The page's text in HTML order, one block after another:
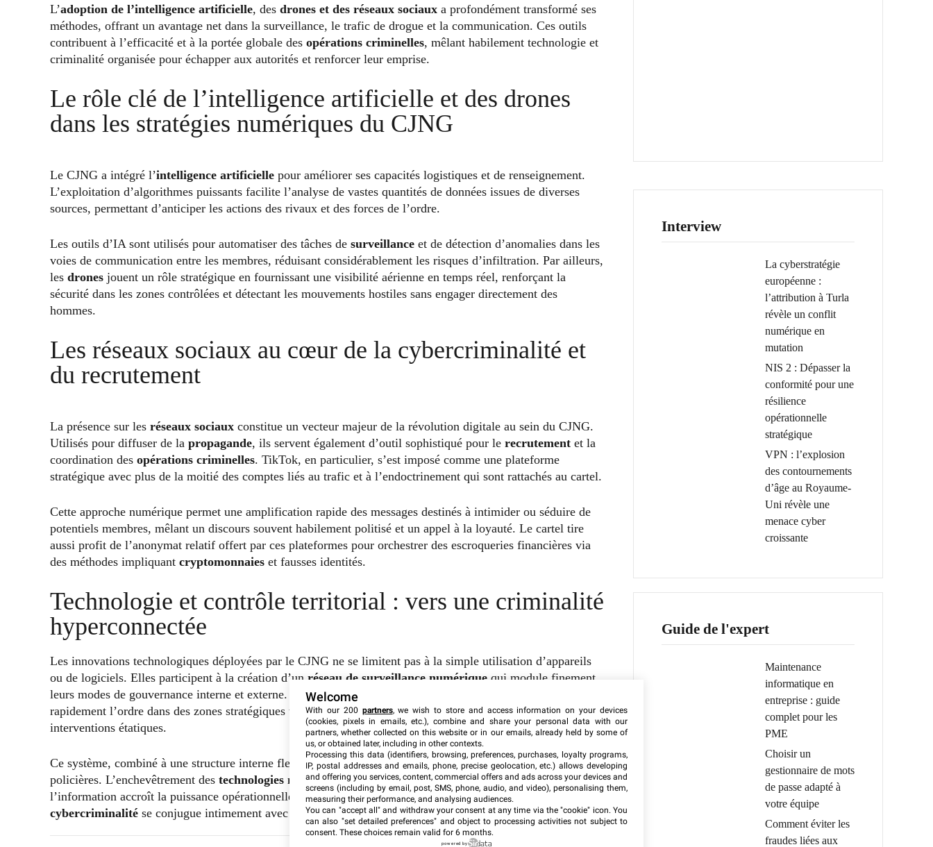
L’adoption de l’intelligence artificielle, des drones et des réseaux sociaux a profondément transformé ses
méthodes, offrant un avantage net dans la surveillance, le trafic de drogue et la communication. Ces outils
contribuent à l’efficacité et à la portée globale des opérations criminelles, mêlant habilement technologie et
criminalité organisée pour échapper aux autorités et renforcer leur emprise.
Le rôle clé de l’intelligence artificielle et des drones
dans les stratégies numériques du CJNG
Le CJNG a intégré l’intelligence artificielle pour améliorer ses capacités logistiques et de renseignement.
L’exploitation d’algorithmes puissants facilite l’analyse de vastes quantités de données issues de diverses
sources, permettant d’anticiper les actions des rivaux et des forces de l’ordre.
Les outils d’IA sont utilisés pour automatiser des tâches de surveillance et de détection d’anomalies dans les
voies de communication entre les membres, réduisant considérablement les risques d’infiltration. Par ailleurs,
les drones jouent un rôle stratégique en fournissant une visibilité aérienne en temps réel, renforçant la
sécurité dans les zones contrôlées et détectant les mouvements hostiles sans engager directement des
hommes.
Les réseaux sociaux au cœur de la cybercriminalité et
du recrutement
La présence sur les réseaux sociaux constitue un vecteur majeur de la révolution digitale au sein du CJNG.
Utilisés pour diffuser de la propagande, ils servent également d’outil sophistiqué pour le recrutement et la
coordination des opérations criminelles. TikTok, en particulier, s’est imposé comme une plateforme
stratégique avec plus de la moitié des comptes liés au trafic et à l’endoctrinement qui sont rattachés au cartel.
Cette approche numérique permet une amplification rapide des messages destinés à intimider ou séduire de
potentiels membres, mêlant un discours souvent habilement politisé et un appel à la loyauté. Le cartel tire
aussi profit de l’anonymat relatif offert par ces plateformes pour orchestrer des escroqueries financières via
des méthodes impliquant cryptomonnaies et fausses identités.
Technologie et contrôle territorial : vers une criminalité
hyperconnectée
Les innovations technologiques déployées par le CJNG ne se limitent pas à la simple utilisation d’appareils
ou de logiciels. Elles participent à la création d’un réseau de surveillance numérique qui module finement
leurs modes de gouvernance interne et externe. La maîtrise des technologies leur permet d’imposer
rapidement l’ordre dans des zones stratégiques tout en adaptant leurs tactiques face à l’évolution des
interventions étatiques.
Ce système, combiné à une structure interne flexible, rend le cartel plus résilient face aux pressions
policières. L’enchevêtrement des technologies modernesavec des pratiques ancestrales de circulation de
l’information accroît la puissance opérationnelle du cartel, laissant entrevoir un modèle de criminalité où la
cybercriminalité se conjugue intimement avec la violence de terrain.
Interview
La cyberstratégie
européenne :
l’attribution à Turla
révèle un conflit
numérique en
mutation
NIS 2 : Dépasser la
conformité pour une
résilience
opérationnelle
stratégique
VPN : l’explosion
des contournements
d’âge au Royaume-
Uni révèle une
menace cyber
croissante
Guide de l'expert
Maintenance
informatique en
entreprise : guide
complet pour les
PME
Choisir un
gestionnaire de mots
de passe adapté à
votre équipe
Comment éviter les
fraudes liées aux
Welcome
With our 200 partners, we wish to store and access information on your devices
(cookies, pixels in emails, etc.), combine and share your personal data with our
partners, whether collected on this website or in our emails, already held by some of
us, or obtained later, including in other contexts.
Processing this data (identifiers, browsing, preferences, purchases, loyalty programs,
IP, postal addresses and emails, phone, precise geolocation, etc.) allows developing
and offering you services, content, commercial offers and ads across your devices and
screens (including by email, post, SMS, phone, audio, and video), personalising them,
measuring their performance, and analysing audiences.
You can "accept all" and withdraw your consent at any time via the "cookie" icon. You
can also "set detailed preferences" and object to processing activities not subject to
consent. These choices remain valid for 6 months.
powered by